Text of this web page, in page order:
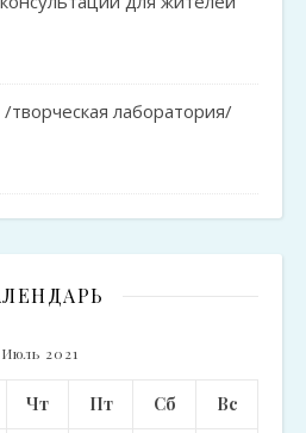
творческая лаборатория/
Июль 2021
Чт Пт Сб Вс